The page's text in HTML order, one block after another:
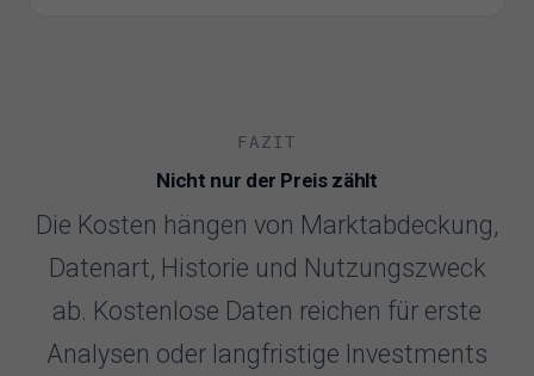
FAZIT
Nicht nur der Preis zählt
Die Kosten hängen von Marktabdeckung,
Datenart, Historie und Nutzungszweck
ab. Kostenlose Daten reichen für erste
Analysen oder langfristige Investments